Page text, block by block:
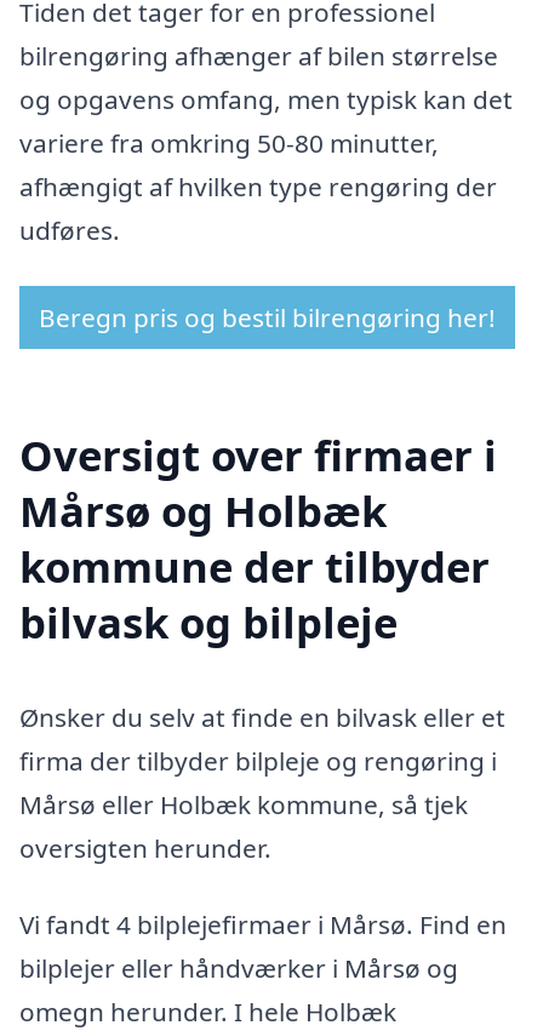
Tiden det tager for en professionel
bilrengøring afhænger af bilen størrelse
og opgavens omfang, men typisk kan det
variere fra omkring 50-80 minutter,
afhængigt af hvilken type rengøring der
udføres.
Beregn pris og bestil bilrengøring her!
Oversigt over firmaer i
Mårsø og Holbæk
kommune der tilbyder
bilvask og bilpleje
Ønsker du selv at finde en bilvask eller et
firma der tilbyder bilpleje og rengøring i
Mårsø eller Holbæk kommune, så tjek
oversigten herunder.
Vi fandt 4 bilplejefirmaer i Mårsø. Find en
bilplejer eller håndværker i Mårsø og
omegn herunder. I hele Holbæk